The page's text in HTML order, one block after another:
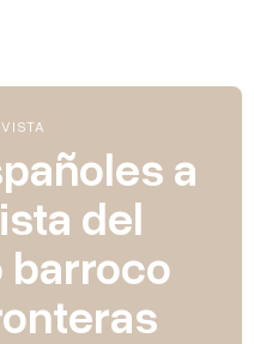
a
del
barroco